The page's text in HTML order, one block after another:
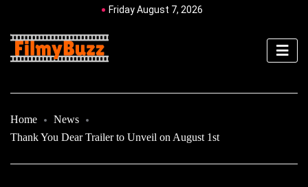
Friday August 7, 2026
Home
News
Thank You Dear Trailer to Unveil on August 1st